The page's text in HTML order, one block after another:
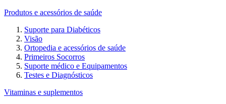
Produtos e acessórios de saúde
Suporte para Diabéticos
Visão
Ortopedia e acessórios de saúde
Primeiros Socorros
Suporte médico e Equipamentos
Testes e Diagnósticos
Vitaminas e suplementos